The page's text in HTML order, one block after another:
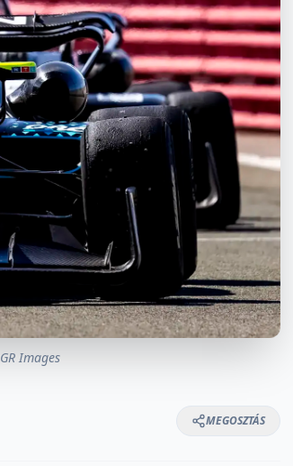
Images
MEGOSZTÁS